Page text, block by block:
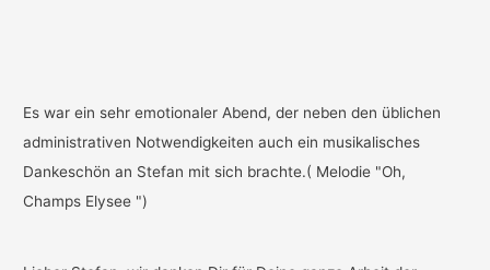
Es war ein sehr emotionaler Abend, der neben den üblichen
administrativen Notwendigkeiten auch ein musikalisches
Dankeschön an Stefan mit sich brachte.( Melodie "Oh,
Champs Elysee ")